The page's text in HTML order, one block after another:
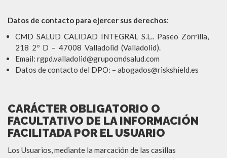
Datos de contacto para ejercer sus derechos:
CMD SALUD CALIDAD INTEGRAL S.L.. Paseo Zorrilla,
218 2º D – 47008 Valladolid (Valladolid).
Email: rgpd.valladolid@grupocmdsalud.com
Datos de contacto del DPO: – abogados@riskshield.es
CARÁCTER OBLIGATORIO O
FACULTATIVO DE LA INFORMACIÓN
FACILITADA POR EL USUARIO
Los Usuarios, mediante la marcación de las casillas